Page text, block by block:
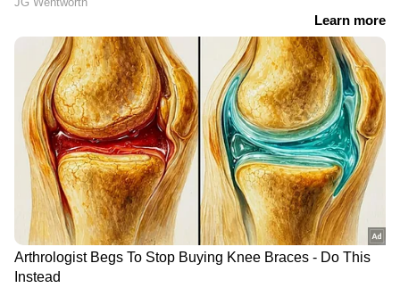
ഓട്ടോയിൽ
ചോദ്യപ്പേപ്പർ ചോർച്ചയ്‌ക്കെതിരെ
രാഹുൽ ഗാന്ധി; ഇന്ന് പ്രയാഗ്‌
രാജിൽ വിദ്യാർത്ഥികളുമായി
സംവാദം